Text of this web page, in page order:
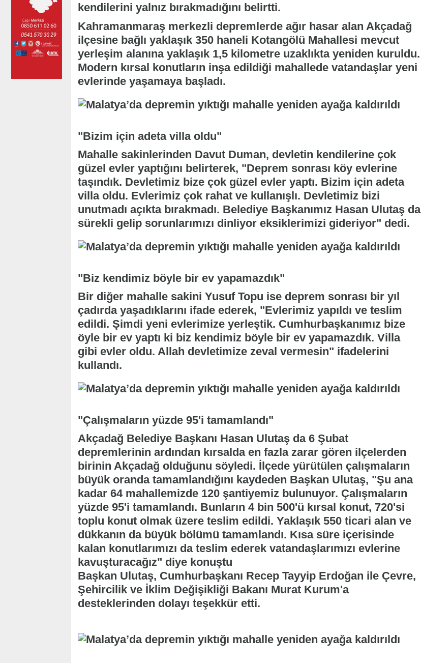
kendilerini yalnız bırakmadığını belirtti.
Kahramanmaraş merkezli depremlerde ağır hasar alan Akçadağ
ilçesine bağlı yaklaşık 350 haneli Kotangölü Mahallesi mevcut
yerleşim alanına yaklaşık 1,5 kilometre uzaklıkta yeniden kuruldu.
Modern kırsal konutların inşa edildiği mahallede vatandaşlar yeni
evlerinde yaşamaya başladı.
"Bizim için adeta villa oldu"
Mahalle sakinlerinden Davut Duman, devletin kendilerine çok
güzel evler yaptığını belirterek, "Deprem sonrası köy evlerine
taşındık. Devletimiz bize çok güzel evler yaptı. Bizim için adeta
villa oldu. Evlerimiz çok rahat ve kullanışlı. Devletimiz bizi
unutmadı açıkta bırakmadı. Belediye Başkanımız Hasan Ulutaş da
sürekli gelip sorunlarımızı dinliyor eksiklerimizi gideriyor" dedi.
"Biz kendimiz böyle bir ev yapamazdık"
Bir diğer mahalle sakini Yusuf Topu ise deprem sonrası bir yıl
çadırda yaşadıklarını ifade ederek, "Evlerimiz yapıldı ve teslim
edildi. Şimdi yeni evlerimize yerleştik. Cumhurbaşkanımız bize
öyle bir ev yaptı ki biz kendimiz böyle bir ev yapamazdık. Villa
gibi evler oldu. Allah devletimize zeval vermesin" ifadelerini
kullandı.
"Çalışmaların yüzde 95'i tamamlandı"
Akçadağ Belediye Başkanı Hasan Ulutaş da 6 Şubat
depremlerinin ardından kırsalda en fazla zarar gören ilçelerden
birinin Akçadağ olduğunu söyledi. İlçede yürütülen çalışmaların
büyük oranda tamamlandığını kaydeden Başkan Ulutaş, "Şu ana
kadar 64 mahallemizde 120 şantiyemiz bulunuyor. Çalışmaların
yüzde 95'i tamamlandı. Bunların 4 bin 500'ü kırsal konut, 720'si
toplu konut olmak üzere teslim edildi. Yaklaşık 550 ticari alan ve
dükkanın da büyük bölümü tamamlandı. Kısa süre içerisinde
kalan konutlarımızı da teslim ederek vatandaşlarımızı evlerine
kavuşturacağız" diye konuştu
Başkan Ulutaş, Cumhurbaşkanı Recep Tayyip Erdoğan ile Çevre,
Şehircilik ve İklim Değişikliği Bakanı Murat Kurum'a
desteklerinden dolayı teşekkür etti.